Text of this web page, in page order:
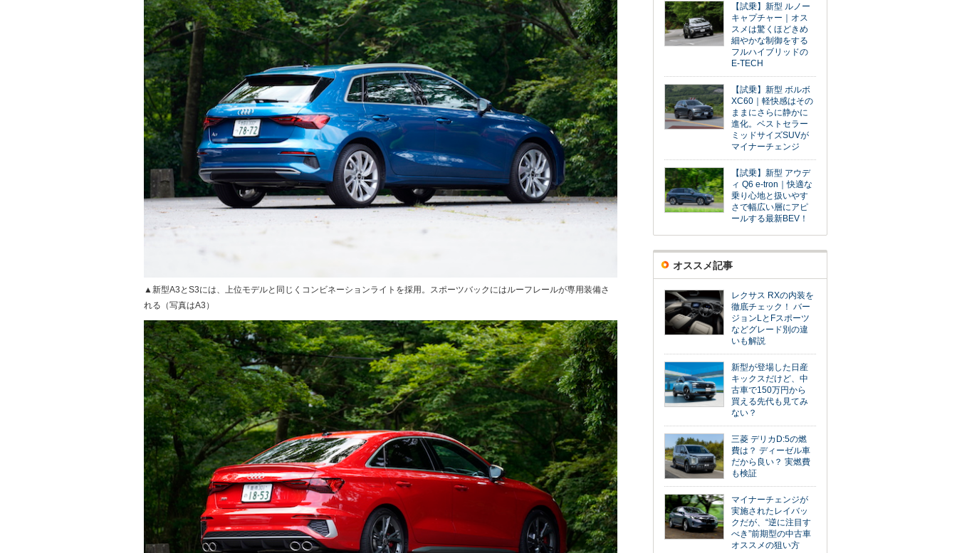
▲新型A3とS3には、上位モデルと同じくコンビネーションライトを採用。スポーツバックにはルーフレールが専用装備さ
れる（写真はA3）
【試乗】新型 ルノー
キャプチャー｜オス
スメは驚くほどきめ
細やかな制御をする
フルハイブリッドの
E-TECH
【試乗】新型 ボルボ
XC60｜軽快感はその
ままにさらに静かに
進化。ベストセラー
ミッドサイズSUVが
マイナーチェンジ
【試乗】新型 アウデ
ィ Q6 e-tron｜快適な
乗り心地と扱いやす
さで幅広い層にアピ
ールする最新BEV！
オススメ記事
レクサス RXの内装を
徹底チェック！ バー
ジョンLとFスポーツ
などグレード別の違
いも解説
新型が登場した日産
キックスだけど、中
古車で150万円から
買える先代も見てみ
ない？
三菱 デリカD:5の燃
費は？ ディーゼル車
だから良い？ 実燃費
も検証
マイナーチェンジが
実施されたレイバッ
クだが、“逆に注目す
べき”前期型の中古車
オススメの狙い方